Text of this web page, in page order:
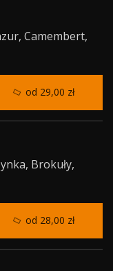
Camembert,
Brokuły,